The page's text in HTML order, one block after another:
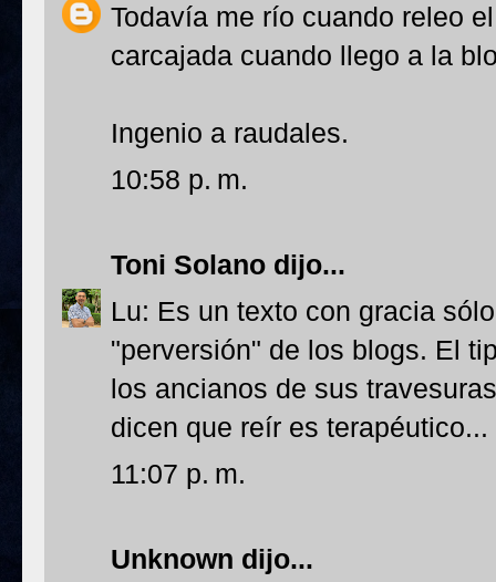
Todavía me río cuando releo
carcajada cuando llego a la
Ingenio a raudales.
10:58 p. m.
Toni Solano dijo...
Lu: Es un texto con gracia
"perversión" de los blogs. El
los ancianos de sus
dicen que reír es terapéutico...
11:07 p. m.
Unknown dijo...